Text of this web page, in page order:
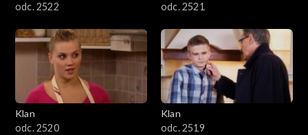
odc. 2522
odc. 2521
Klan
odc. 2520
Klan
odc. 2519